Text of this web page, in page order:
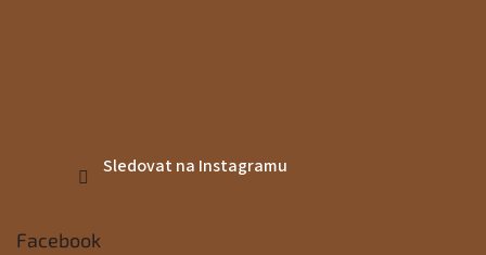
Sledovat na Instagramu
Facebook